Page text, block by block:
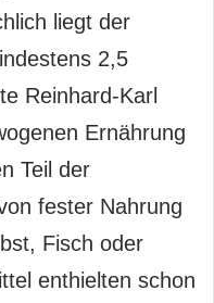
liegt der
2,5
Reinhard-Karl
Ernährung
Teil der
fester Nahrung
Fisch oder
enthielten schon